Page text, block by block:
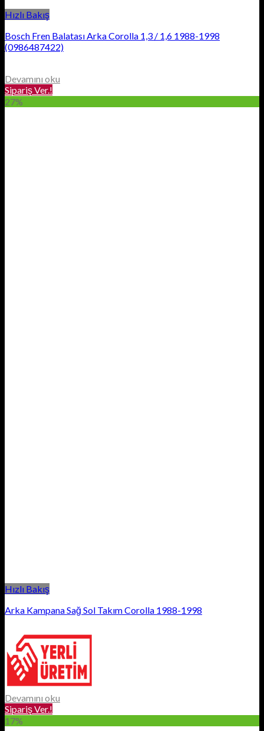
Hızlı Bakış
Bosch Fren Balatası Arka Corolla 1,3 / 1,6 1988-1998
(0986487422)
Devamını oku
Sipariş Ver.!
27%
Hızlı Bakış
Arka Kampana Sağ Sol Takım Corolla 1988-1998
Devamını oku
Sipariş Ver.!
17%